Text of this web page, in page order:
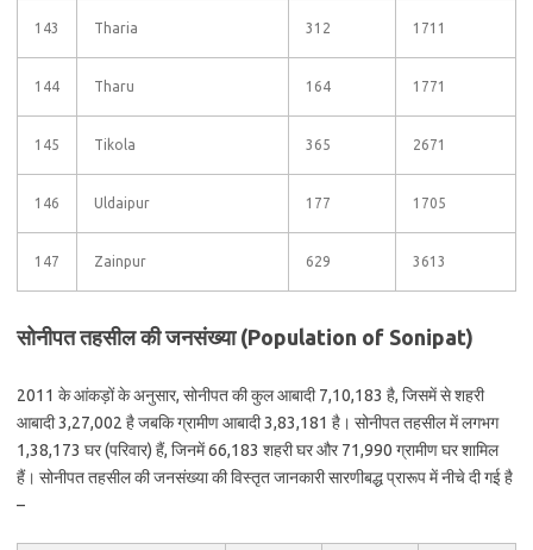
143 Tharia 312 1711
144 Tharu 164 1771
145 Tikola 365 2671
146 Uldaipur 177 1705
147 Zainpur 629 3613
सोनीपत तहसील की जनसंख्या (Population of Sonipat)
2011 के आंकड़ों के अनुसार, सोनीपत की कुल आबादी 7,10,183 है, जिसमें से शहरी
आबादी 3,27,002 है जबकि ग्रामीण आबादी 3,83,181 है। सोनीपत तहसील में लगभग
1,38,173 घर (परिवार) हैं, जिनमें 66,183 शहरी घर और 71,990 ग्रामीण घर शामिल
हैं। सोनीपत तहसील की जनसंख्या की विस्तृत जानकारी सारणीबद्ध प्रारूप में नीचे दी गई है
–